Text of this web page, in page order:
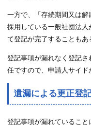
一方で、「存続期間又は解
採用している一般社団法
て登記が完了することもあ
登記事項が漏れなく登記
任ですので、申請人サイド
遺漏による更正登
登記事項が漏れているこ